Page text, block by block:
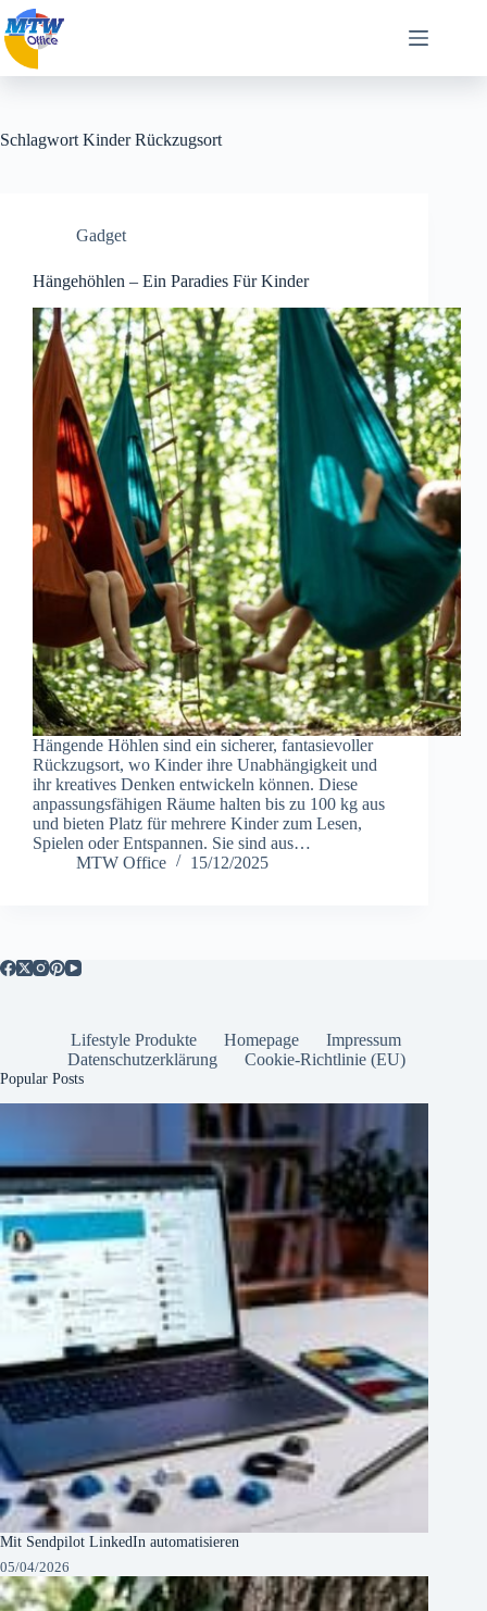
Zum
Inhalt
springen
Schlagwort Kinder Rückzugsort
Gadget
Hängehöhlen – Ein Paradies Für Kinder
Hängende Höhlen sind ein sicherer, fantasievoller
Rückzugsort, wo Kinder ihre Unabhängigkeit und
ihr kreatives Denken entwickeln können. Diese
anpassungsfähigen Räume halten bis zu 100 kg aus
und bieten Platz für mehrere Kinder zum Lesen,
Spielen oder Entspannen. Sie sind aus…
MTW Office
15/12/2025
Lifestyle Produkte Homepage
Impressum
Datenschutzerklärung
Cookie-Richtlinie (EU)
Popular Posts
Mit Sendpilot LinkedIn automatisieren
05/04/2026